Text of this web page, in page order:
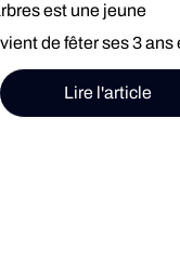
est une jeune
de fêter ses 3 ans
cela représente déjà
180
Lire l'article